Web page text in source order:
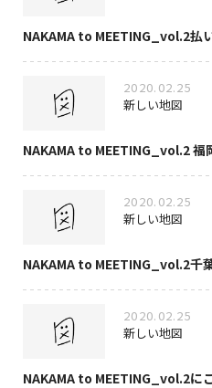
NAKAMA to MEETING_vol.2払
2020.02.25
新しい地図
NAKAMA to MEETING_vol.2 福
2020.02.25
新しい地図
NAKAMA to MEETING_vol.2千
2020.02.25
新しい地図
NAKAMA to MEETING_vol.2に